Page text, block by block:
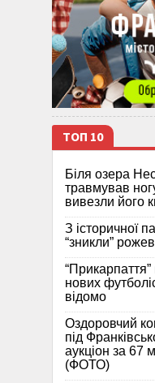
ТОП 10
Біля озера
травмував
вивезли його
З історичної
“зникли”
нових
відомо
Оздоровчий
під
аукціон за 67
(ФОТО)